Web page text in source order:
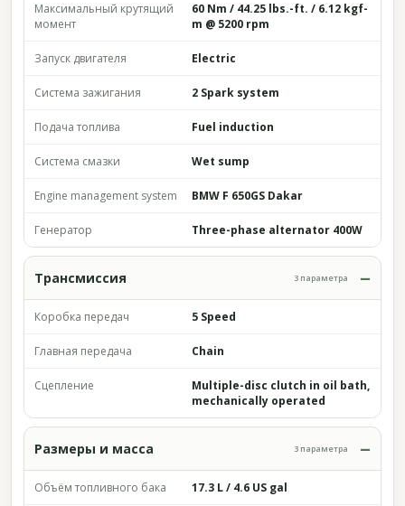
Максимальный крутящий
момент
60 Nm / 44.25 lbs.-ft. / 6.12 kgf-
m @ 5200 rpm
Запуск двигателя Electric
Система зажигания 2 Spark system
Подача топлива Fuel induction
Система смазки Wet sump
Engine management system BMW F 650GS Dakar
Генератор Three-phase alternator 400W
Трансмиссия 3 параметра
Коробка передач 5 Speed
Главная передача Chain
Сцепление
Multiple-disc clutch in oil bath,
mechanically operated
Размеры и масса 3 параметра
Объём топливного бака 17.3 L / 4.6 US gal